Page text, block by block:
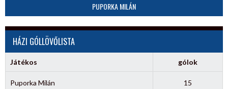
PUPORKA MILÁN
HÁZI GÓLLÖVŐLISTA
Játékos gólok
Puporka Milán 15